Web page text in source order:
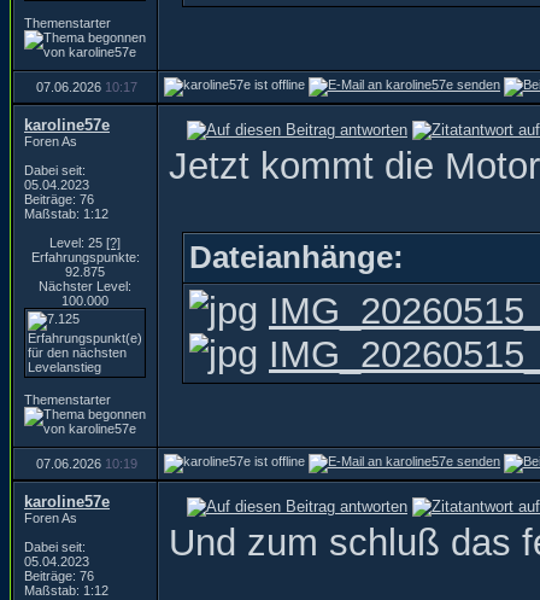
Themenstarter
07.06.2026 10:17
karoline57e
Foren As
Dabei seit:
05.04.2023
Beiträge: 76
Maßstab: 1:12
Level: 25 [?]
Erfahrungspunkte:
92.875
Nächster Level:
100.000
Themenstarter
Jetzt kommt die
Dateianhänge:
07.06.2026 10:19
karoline57e
Foren As
Dabei seit:
05.04.2023
Beiträge: 76
Maßstab: 1:12
Und zum schluß das